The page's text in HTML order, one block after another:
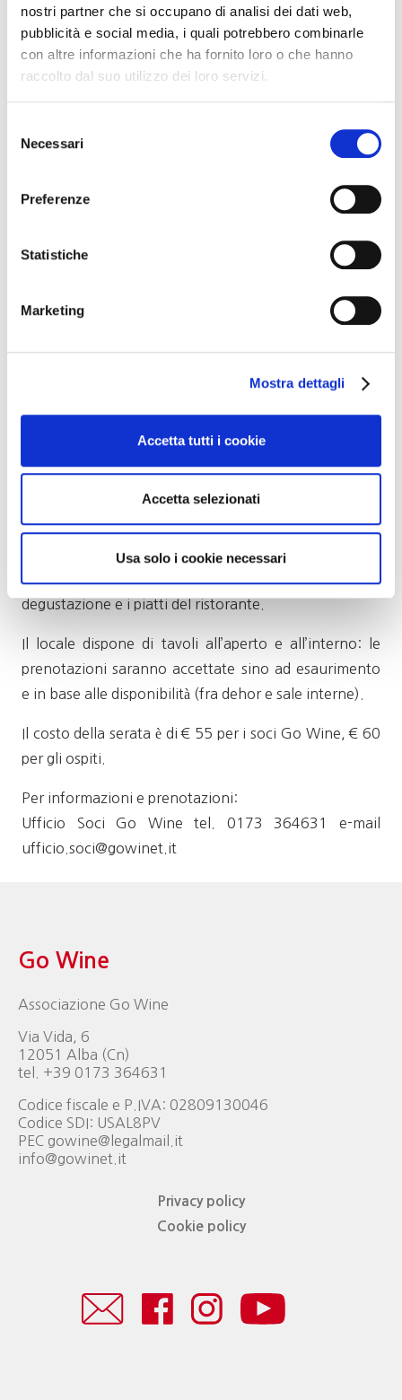
nostri partner che si occupano di analisi dei dati web,
pubblicità e social media, i quali potrebbero combinarle
con altre informazioni che ha fornito loro o che hanno
raccolto dal suo utilizzo dei loro servizi.
delNecessari
Preferenze
Statistiche
Marketing
Mostra dettagli
Accetta tutti i cookie
Accetta selezionati
Usa solo i cookie necessari
Proprio per il carattere speciale di questo evento
Francesco dedicherà un menu particolare per i soci
L’evento si svolgerà in piena sicurezza: con tavoli da 4
posti con il dovuto distanziamento, presenza di
igienizzanti per le mani, le coppie che partecipano
avranno un loro singolo tavolo. Con la possibilità di
formare gruppi di amici a tavola, sempre con il
Tema della serata: i vini autoctoni, riprendendo un
tema strategico dell’associazione Go Wine.
Carboni.
Nei prossimi giorni l’elenco delle etichette in
degustazione e i piatti del ristorante.
Il locale dispone di tavoli all’aperto e all’interno: le
prenotazioni saranno accettate sino ad esaurimento
e in base alle disponibilità (fra dehor e sale interne).
Il costo della serata è di € 55 per i soci Go Wine, € 60
per gli ospiti.
Per informazioni e prenotazioni:
Ufficio Soci Go Wine tel. 0173 364631 e-mail
ufficio.soci@gowinet.it
Go Wine
Associazione Go Wine
Via Vida, 6
12051 Alba (Cn)
tel. +39 0173 364631
Codice fiscale e P.IVA: 02809130046
Codice SDI: USAL8PV
PEC gowine@legalmail.it
info@gowinet.it
Privacy policy
Cookie policy